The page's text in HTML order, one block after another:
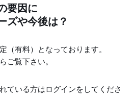
要因に
ズや今後は？
（有料）となっております。
ご覧下さい。
ている方はログインをしてくださ